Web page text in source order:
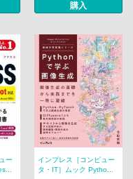
購入
ー
インプレス［コンピュー
タ・IT］ムック Pytho...